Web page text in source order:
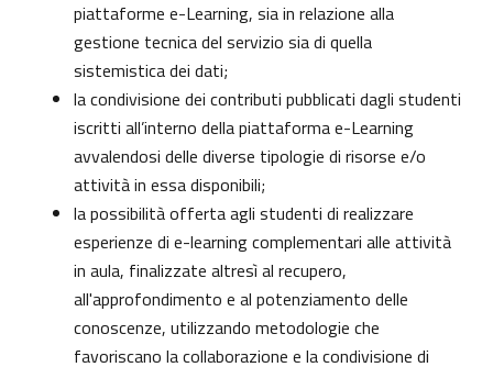
piattaforme e-Learning, sia in relazione alla
gestione tecnica del servizio sia di quella
sistemistica dei dati;
la condivisione dei contributi pubblicati dagli studenti
iscritti all’interno della piattaforma e-Learning
avvalendosi delle diverse tipologie di risorse e/o
attività in essa disponibili;
la possibilità offerta agli studenti di realizzare
esperienze di e-learning complementari alle attività
in aula, finalizzate altresì al recupero,
all'approfondimento e al potenziamento delle
conoscenze, utilizzando metodologie che
favoriscano la collaborazione e la condivisione di